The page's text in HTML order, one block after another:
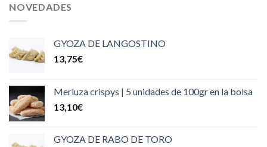
NOVEDADES
GYOZA DE LANGOSTINO
13,75€
Merluza crispys | 5 unidades de 100gr en la bolsa
13,10€
GYOZA DE RABO DE TORO